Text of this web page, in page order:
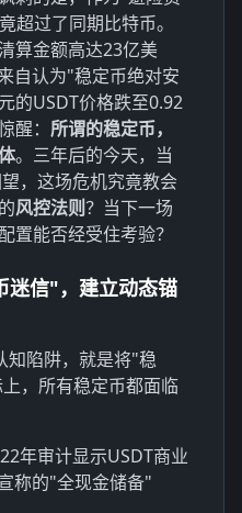
超过了同期比特币。
算金额高达23亿美
自认为"稳定币绝对安
的USDT价格跌至0.92
醒： 所谓的稳定币，
。三年后的今天，当
，这场危机究竟教会
风控法则？当下一场
置能否经受住考验？
迷信"，建立动态锚
知陷阱，就是将"稳
，所有稳定币都面临
年审计显示USDT商业
称的"全现金储备"